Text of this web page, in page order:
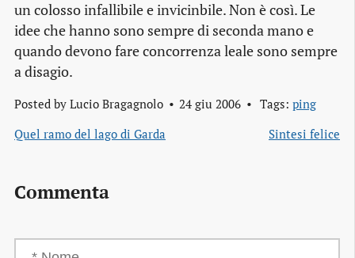
un colosso infallibile e invicinbile. Non è così. Le
idee che hanno sono sempre di seconda mano e
quando devono fare concorrenza leale sono sempre
a disagio.
Posted by Lucio Bragagnolo 24 giu 2006 Tags: ping
Quel ramo del lago di Garda
Sintesi felice
Commenta